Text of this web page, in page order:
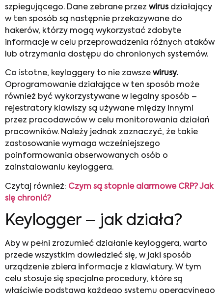
szpiegującego. Dane zebrane przez wirusdziałający
w ten sposób są następnie przekazywane do
hakerów, którzy mogą wykorzystać zdobyte
informacje w celu przeprowadzenia różnych ataków
lub otrzymania dostępu do chronionych systemów.
Co istotne, keyloggery to nie zawsze wirusy.
Oprogramowanie działające w ten sposób może
również być wykorzystywane w legalny sposób –
rejestratory klawiszy są używane między innymi
przez pracodawców w celu monitorowania działań
pracowników. Należy jednak zaznaczyć, że takie
zastosowanie wymaga wcześniejszego
poinformowania obserwowanych osób o
zainstalowaniu keyloggera.
Czytaj również: Czym są stopnie alarmowe CRP? Jak
się chronić?
Keylogger – jak działa?
Aby w pełni zrozumieć działanie keyloggera, warto
przede wszystkim dowiedzieć się, w jaki sposób
urządzenie zbiera informacje z klawiatury. W tym
celu stosuje się specjalne procedury, które są
właściwie podstawą każdego systemu operacyjnego